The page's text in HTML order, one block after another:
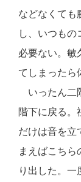
などなくても
し、いつもの
必要ない。敏
てしまったら
いったん二
階下に戻る。
だけは音を立
まえばこちら
り出した。一